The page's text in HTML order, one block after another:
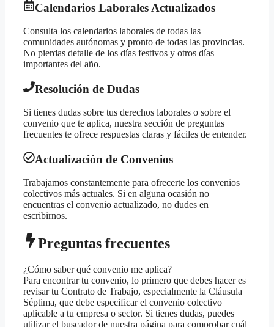
Calendarios Laborales Actualizados
Consulta los calendarios laborales de todas las
comunidades autónomas y pronto de todas las provincias.
No pierdas detalle de los días festivos y otros días
importantes del año.
Resolución de Dudas
Si tienes dudas sobre tus derechos laborales o sobre el
convenio que te aplica, nuestra sección de preguntas
frecuentes te ofrece respuestas claras y fáciles de entender.
Actualización de Convenios
Trabajamos constantemente para ofrecerte los convenios
colectivos más actuales. Si en alguna ocasión no
encuentras el convenio actualizado, no dudes en
escribirnos.
Preguntas frecuentes
¿Cómo saber qué convenio me aplica?
Para encontrar tu convenio, lo primero que debes hacer es
revisar tu Contrato de Trabajo, especialmente la Cláusula
Séptima, que debe especificar el convenio colectivo
aplicable a tu empresa o sector. Si tienes dudas, puedes
utilizar el buscador de nuestra página para comprobar cuál